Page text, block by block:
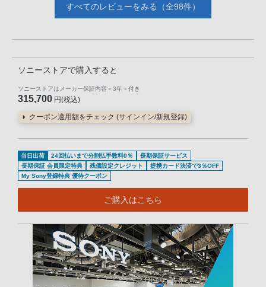
すべてのレビューをみる（全98件）
ソニーストアで購入すると
ソニーストアはメーカー保証内容 ＜3年＞ 付き
315,700 円(税込)
クーポン適用額をチェック (サインイン/新規登録)
当日出荷 24回払いまで分割払手数料0％
長期保証サービス
長期保証 会員限定特典
残価設定クレジット
提携カード決済で3％OFF
My Sony登録特典 優待クーポン
ご購入はこちら